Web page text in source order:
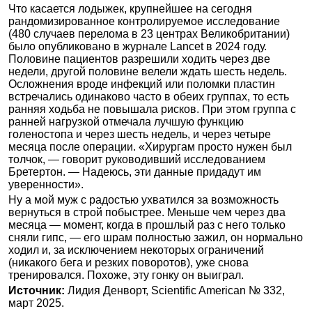
Что касается лодыжек, крупнейшее на сегодня
рандомизированное контролируемое исследование
(480 случаев перелома в 23 центрах Великобритании)
было опубликовано в журнале Lancet в 2024 году.
Половине пациентов разрешили ходить через две
недели, другой половине велели ждать шесть недель.
Осложнения вроде инфекций или поломки пластин
встречались одинаково часто в обеих группах, то есть
ранняя ходьба не повышала рисков. При этом группа с
ранней нагрузкой отмечала лучшую функцию
голеностопа и через шесть недель, и через четыре
месяца после операции. «Хирургам просто нужен был
толчок, — говорит руководивший исследованием
Бретертон. — Надеюсь, эти данные придадут им
уверенности».
Ну а мой муж с радостью ухватился за возможность
вернуться в строй побыстрее. Меньше чем через два
месяца — момент, когда в прошлый раз с него только
сняли гипс, — его шрам полностью зажил, он нормально
ходил и, за исключением некоторых ограничений
(никакого бега и резких поворотов), уже снова
тренировался. Похоже, эту гонку он выиграл.
Источник: Лидия Денворт, Scientific American № 332,
март 2025.